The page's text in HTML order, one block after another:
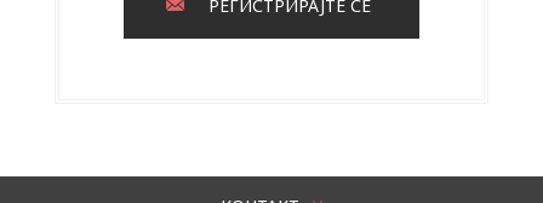
РЕГИСТРИРАЈТЕ СЕ